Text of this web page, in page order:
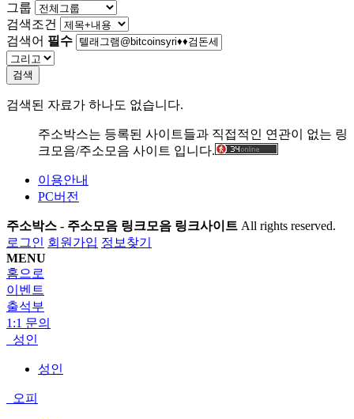
그룹
검색조건
검색어 필수
검색
검색된 자료가 하나도 없습니다.
주소박스는 등록된 사이트들과 직접적인 연관이 없는 링
크모음/주소모음 사이트 입니다.
이용안내
PC버전
주소박스 - 주소모음 링크모음 링크사이트 All rights reserved.
로그인 회원가입 정보찾기
MENU
홈으로
이벤트
출석부
1:1 문의
성인
성인
오피